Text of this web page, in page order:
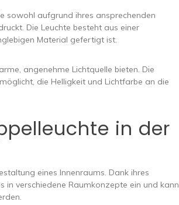
sowohl aufgrund ihres ansprechenden
Die Leuchte besteht aus einer
Material gefertigt ist.
angenehme Lichtquelle bieten. Die
die Helligkeit und Lichtfarbe an die
in der
eines Innenraums. Dank ihres
in verschiedene Raumkonzepte ein und kann